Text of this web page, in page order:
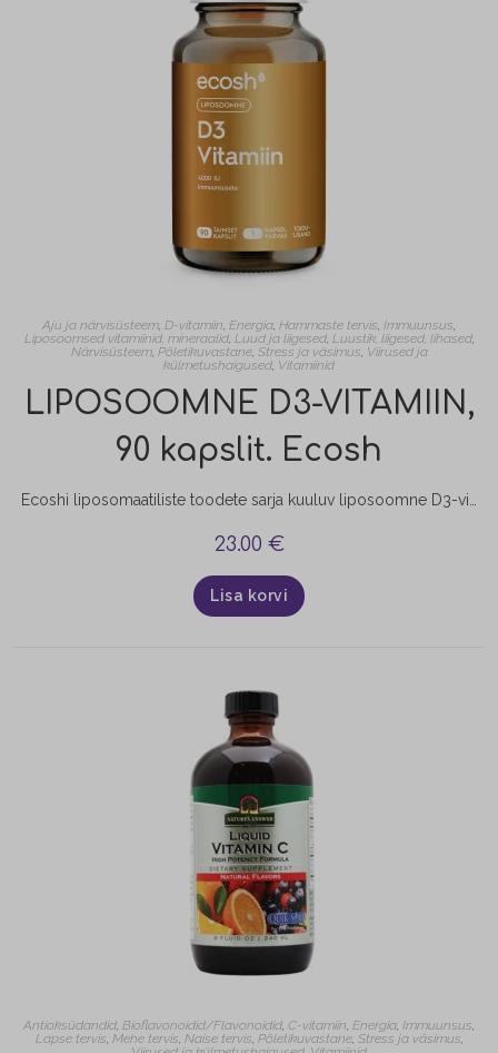
Aju ja närvisüsteem, D-vitamiin, Energia, Hammaste tervis, Immuunsus,
Liposoomsed vitamiinid, mineraalid, Luud ja liigesed, Luustik, liigesed, lihased,
Närvisüsteem, Põletikuvastane, Stress ja väsimus, Viirused ja
külmetushaigused, Vitamiinid
LIPOSOOMNE D3-VITAMIIN,
90 kapslit. Ecosh
Ecoshi liposomaatiliste toodete sarja kuuluv liposoomne D3-vitamiin aitab kaasa: tõhusamale immuunsüsteemi talitlusele; kaltsiumi imendumisele organismis; luude, hammaste ja lihaste normaalsele talitlusele.
23.00 €
Lisa korvi
Antioksüdandid, Bioflavonoidid/Flavonoidid, C-vitamiin, Energia, Immuunsus,
Lapse tervis, Mehe tervis, Naise tervis, Põletikuvastane, Stress ja väsimus,